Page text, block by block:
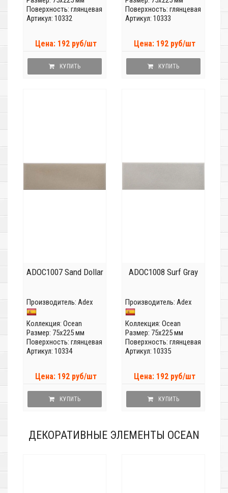
Поверхность: глянцевая
Артикул: 10332
Цена: 192 руб/шт
КУПИТЬ
Поверхность: глянцевая
Артикул: 10333
Цена: 192 руб/шт
КУПИТЬ
ADOC1007 Sand Dollar
Производитель: Adex
Коллекция: Ocean
Размер: 75x225 мм
Поверхность: глянцевая
Артикул: 10334
Цена: 192 руб/шт
КУПИТЬ
ADOC1008 Surf Gray
Производитель: Adex
Коллекция: Ocean
Размер: 75x225 мм
Поверхность: глянцевая
Артикул: 10335
Цена: 192 руб/шт
КУПИТЬ
ДЕКОРАТИВНЫЕ ЭЛЕМЕНТЫ OCEAN